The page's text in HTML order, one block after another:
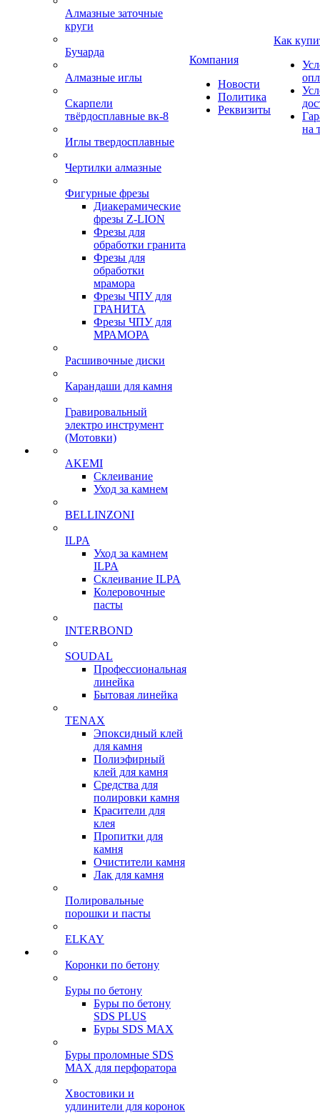
Алмазные заточные
круги
Бучарда
Алмазные иглы
Скарпели
твёрдосплавные вк-8
Иглы твердосплавные
Чертилки алмазные
Фигурные фрезы
Диакерамические
фрезы Z-LION
Фрезы для
обработки гранита
Фрезы для
обработки
мрамора
Фрезы ЧПУ для
ГРАНИТА
Фрезы ЧПУ для
МРАМОРА
Расшивочные диски
Карандаши для камня
Гравировальный
электро инструмент
(Мотовки)
AKEMI
Склеивание
Уход за камнем
BELLINZONI
ILPA
Уход за камнем
ILPA
Склеивание ILPA
Колеровочные
пасты
INTERBOND
SOUDAL
Профессиональная
линейка
Бытовая линейка
TENAX
Эпоксидный клей
для камня
Полиэфирный
клей для камня
Средства для
полировки камня
Красители для
клея
Пропитки для
камня
Очистители камня
Лак для камня
Полировальные
порошки и пасты
ELKAY
Коронки по бетону
Буры по бетону
Буры по бетону
SDS PLUS
Буры SDS MAX
Буры проломные SDS
MAX для перфоратора
Хвостовики и
удлинители для коронок
Компания
Новости
Политика
Реквизиты
Как
на